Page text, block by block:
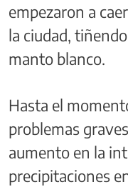
empezaron a
la ciudad,
manto blanco.
Hasta el
problemas
aumento en la
precipitaciones